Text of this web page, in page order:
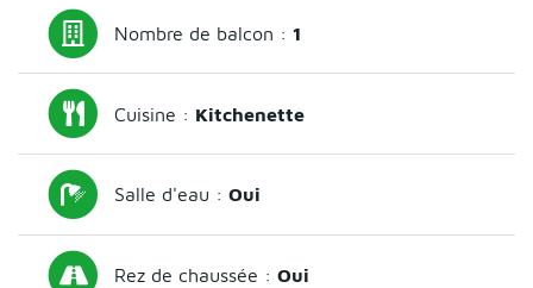
Nombre de balcon : 1
Cuisine : Kitchenette
Salle d'eau :Oui
Rez de chaussée :Oui